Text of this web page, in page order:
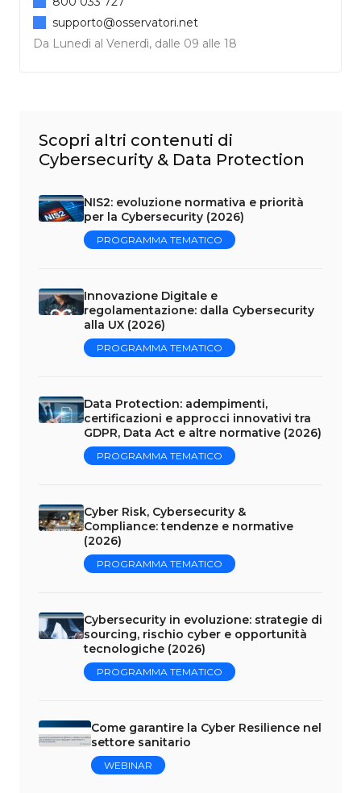
Da Lunedì al Venerdì, dalle 09 alle 18
supporto@osservatori.net
Scopri altri contenuti di
Cybersecurity & Data Protection
NIS2: evoluzione normativa e priorità
per la Cybersecurity (2026)
PROGRAMMA TEMATICO
Innovazione Digitale e
regolamentazione: dalla Cybersecurity
alla UX (2026)
PROGRAMMA TEMATICO
Data Protection: adempimenti,
certificazioni e approcci innovativi tra
GDPR, Data Act e altre normative (2026)
PROGRAMMA TEMATICO
Cyber Risk, Cybersecurity &
Compliance: tendenze e normative
(2026)
PROGRAMMA TEMATICO
Cybersecurity in evoluzione: strategie di
sourcing, rischio cyber e opportunità
tecnologiche (2026)
PROGRAMMA TEMATICO
Come garantire la Cyber Resilience nel
settore sanitario
WEBINAR